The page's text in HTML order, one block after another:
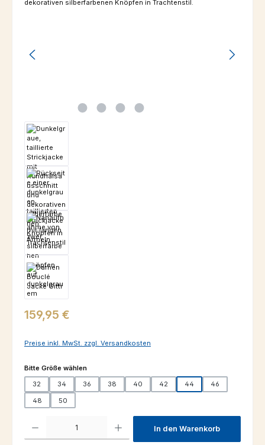
Regulärer Preis:
159,95 €
Preise inkl. MwSt. zzgl. Versandkosten
Bitte Größe wählenauswählen
32 34 36 38 40 42 44
46
48
50
In den Warenkorb